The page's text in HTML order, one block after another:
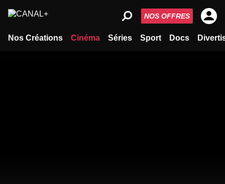
Nos Créations Cinéma Séries Sport Docs
NOS OFFRES